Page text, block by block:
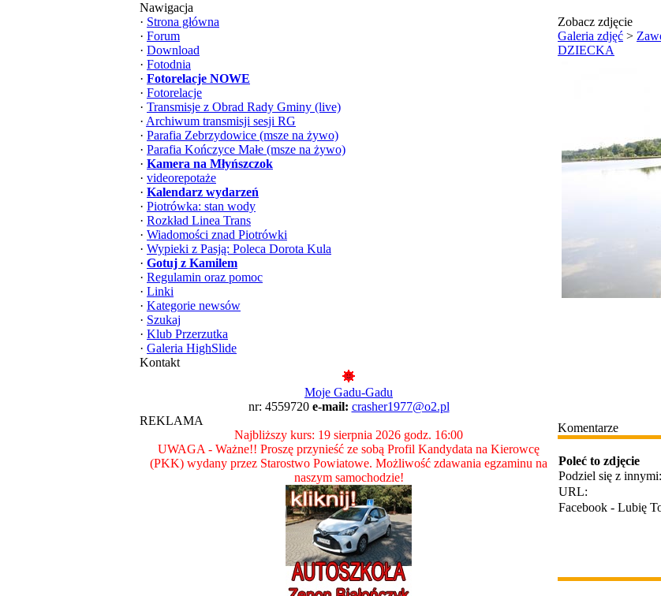
Nawigacja
· Strona główna
· Forum
· Download
· Fotodnia
· Fotorelacje NOWE
· Fotorelacje
· Transmisje z Obrad Rady Gminy (live)
· Archiwum transmisji sesji RG
· Parafia Zebrzydowice (msze na żywo)
· Parafia Kończyce Małe (msze na żywo)
· Kamera na Młyńszczok
· videorepotaże
· Kalendarz wydarzeń
· Piotrówka: stan wody
· Rozkład Linea Trans
· Wiadomości znad Piotrówki
· Wypieki z Pasją: Poleca Dorota Kula
· Gotuj z Kamilem
· Regulamin oraz pomoc
· Linki
· Kategorie newsów
· Szukaj
· Klub Przerzutka
· Galeria HighSlide
Kontakt
Moje Gadu-Gadu
nr: 4559720 e-mail: crasher1977@o2.pl
REKLAMA
Najbliższy kurs: 19 sierpnia 2026 godz. 16:00
UWAGA - Ważne!! Proszę przynieść ze sobą Profil Kandydata na Kierowcę
(PKK) wydany przez Starostwo Powiatowe. Możliwość zdawania egzaminu na
naszym samochodzie!
Zobacz zdjęcie
Galeria zdjęć >
DZIECKA
Komentarze
Poleć to zdjęcie
Podziel się z innymi:
URL:
Facebook - Lubię